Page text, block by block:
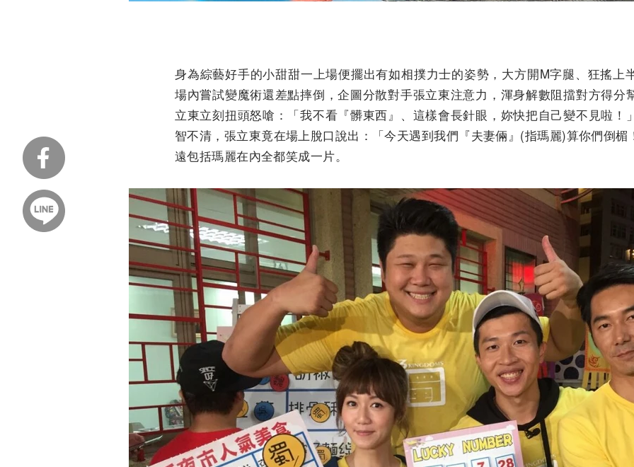
身為綜藝好手的小甜甜一上場便擺出有如相撲力士的姿勢，大方開M字腿、狂搖上
場內嘗試變魔術還差點摔倒，企圖分散對手張立東注意力，渾身解數阻擋對方得分
立東立刻扭頭怒嗆：「我不看『髒東西』、這樣會長針眼，妳快把自己變不見啦！
智不清，張立東竟在場上脫口說出：「今天遇到我們『夫妻倆』(指瑪麗)算你們倒
遠包括瑪麗在內全都笑成一片。